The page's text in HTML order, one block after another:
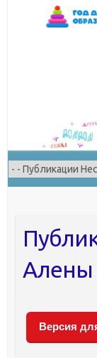
Алены
Версия